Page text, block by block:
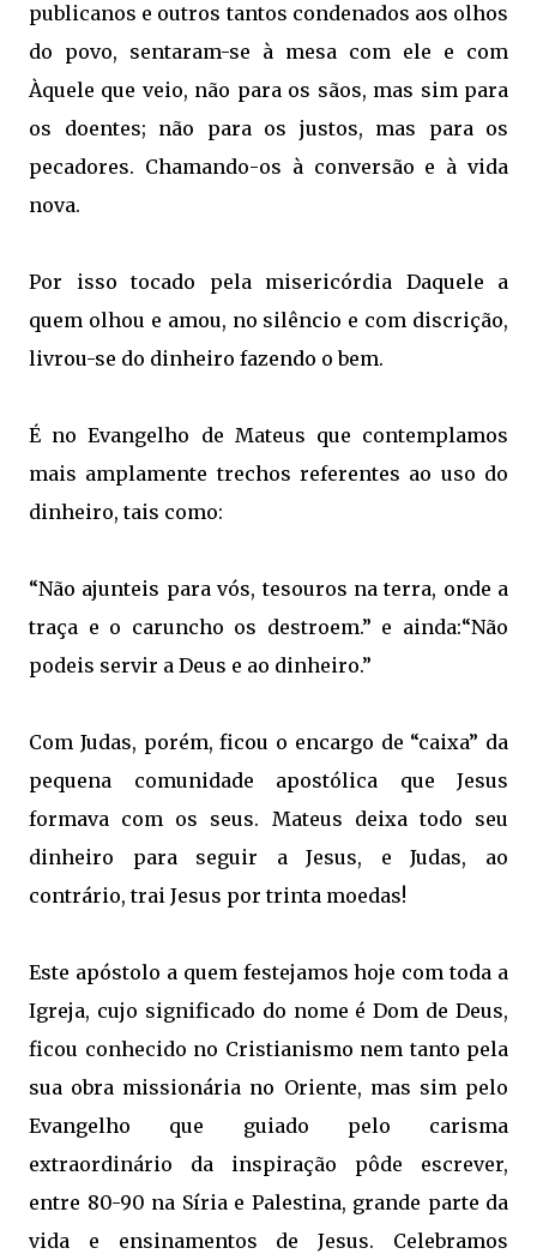
publicanos e outros tantos condenados aos olhos
do povo, sentaram-se à mesa com ele e com
Àquele que veio, não para os sãos, mas sim para
os doentes; não para os justos, mas para os
pecadores. Chamando-os à conversão e à vida
nova.
Por isso tocado pela misericórdia Daquele a
quem olhou e amou, no silêncio e com discrição,
livrou-se do dinheiro fazendo o bem.
É no Evangelho de Mateus que contemplamos
mais amplamente trechos referentes ao uso do
dinheiro, tais como:
“Não ajunteis para vós, tesouros na terra, onde a
traça e o caruncho os destroem.” e ainda:“Não
podeis servir a Deus e ao dinheiro.”
Com Judas, porém, ficou o encargo de “caixa” da
pequena comunidade apostólica que Jesus
formava com os seus. Mateus deixa todo seu
dinheiro para seguir a Jesus, e Judas, ao
contrário, trai Jesus por trinta moedas!
Este apóstolo a quem festejamos hoje com toda a
Igreja, cujo significado do nome é Dom de Deus,
ficou conhecido no Cristianismo nem tanto pela
sua obra missionária no Oriente, mas sim pelo
Evangelho que guiado pelo carisma
extraordinário da inspiração pôde escrever,
entre 80-90 na Síria e Palestina, grande parte da
vida e ensinamentos de Jesus. Celebramos